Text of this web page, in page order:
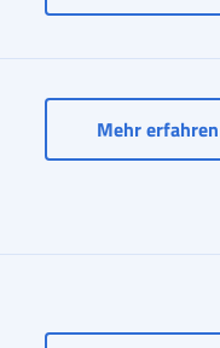
Mehr erfahren